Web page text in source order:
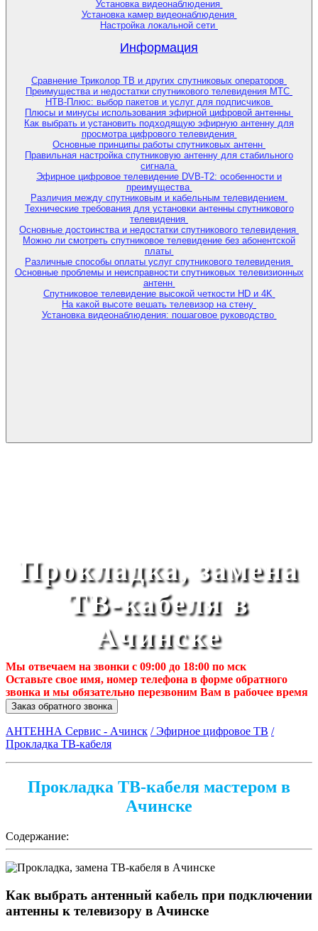
Установка видеонаблюдения
Установка камер видеонаблюдения
Настройка локальной сети
Информация
Сравнение Триколор ТВ и других спутниковых операторов
Преимущества и недостатки спутникового телевидения МТС
НТВ-Плюс: выбор пакетов и услуг для подписчиков
Плюсы и минусы использования эфирной цифровой антенны
Как выбрать и установить подходящую эфирную антенну для
просмотра цифрового телевидения
Основные принципы работы спутниковых антенн
Правильная настройка спутниковую антенну для стабильного
сигнала
Эфирное цифровое телевидение DVB-T2: особенности и
преимущества
Различия между спутниковым и кабельным телевидением
Технические требования для установки антенны спутникового
телевидения
Основные достоинства и недостатки спутникового телевидения
Можно ли смотреть спутниковое телевидение без абонентской
платы
Различные способы оплаты услуг спутникового телевидения
Основные проблемы и неисправности спутниковых телевизионных
антенн
Спутниковое телевидение высокой четкости HD и 4K
На какой высоте вешать телевизор на стену
Установка видеонаблюдения: пошаговое руководство
Прокладка, замена
ТВ-кабеля в
Ачинске
Мы отвечаем на звонки с 09:00 до 18:00 по мск
Оставьте свое имя, номер телефона в форме обратного
звонка и мы обязательно перезвоним Вам в рабочее время
Заказ обратного звонка
АНТЕННА Сервис - Ачинск / Эфирное цифровое ТВ /
Прокладка ТВ-кабеля
Прокладка ТВ-кабеля мастером в
Ачинске
Содержание:
Как выбрать антенный кабель при подключении
антенны к телевизору в Ачинске